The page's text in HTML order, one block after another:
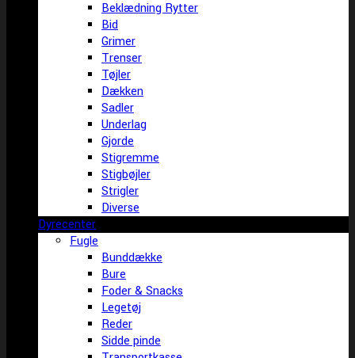
Beklædning Rytter
Bid
Grimer
Trenser
Tøjler
Dækken
Sadler
Underlag
Gjorde
Stigremme
Stigbøjler
Strigler
Diverse
Dyrecenter
Fugle
Bunddække
Bure
Foder & Snacks
Legetøj
Reder
Sidde pinde